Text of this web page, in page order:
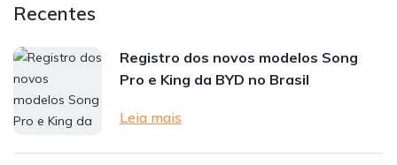
Recentes
Registro dos novos modelos Song
Pro e King da BYD no Brasil
Leia mais